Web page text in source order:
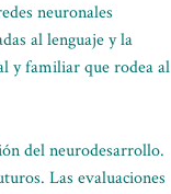
neuronales
al lenguaje y la
y familiar que rodea al
del neurodesarrollo.
Las evaluaciones